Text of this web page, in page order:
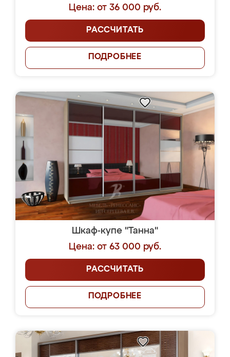
Цена: от 36 000 руб.
РАССЧИТАТЬ
ПОДРОБНЕЕ
Шкаф-купе "Танна"
Цена: от 63 000 руб.
РАССЧИТАТЬ
ПОДРОБНЕЕ